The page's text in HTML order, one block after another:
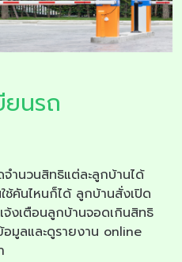
ยนรถ
ำนวนสิทธิแต่ละลูกบ้านได้
ช้คันไหนก็ได้ ลูกบ้านสั่งเปิด
งเตือนลูกบ้านจอดเกินสิทธิ
อมูลและดูรายงาน online